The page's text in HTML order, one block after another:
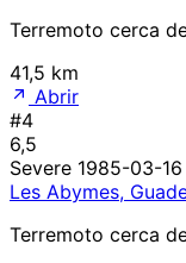
Terremoto cerca
41,5 km
Abrir
#4
6,5
Severe 1985-03-
Les Abymes,
Terremoto cerca